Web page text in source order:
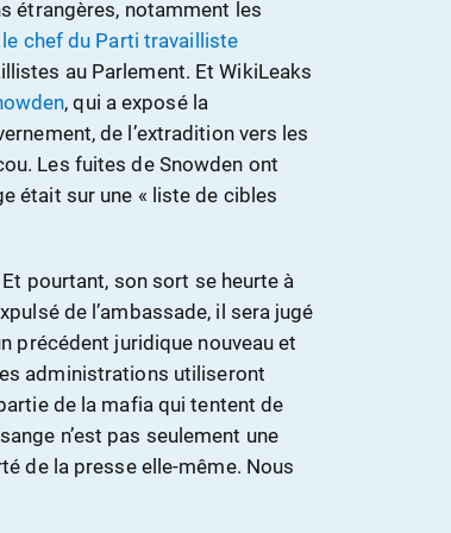
étrangères, notamment les
chef du Parti travailliste
au Parlement. Et WikiLeaks
, qui a exposé la
de l’extradition vers les
Les fuites de Snowden ont
était sur une « liste de cibles
pourtant, son sort se heurte à
de l’ambassade, il sera jugé
précédent juridique nouveau et
administrations utiliseront
de la mafia qui tentent de
n’est pas seulement une
de la presse elle-même. Nous